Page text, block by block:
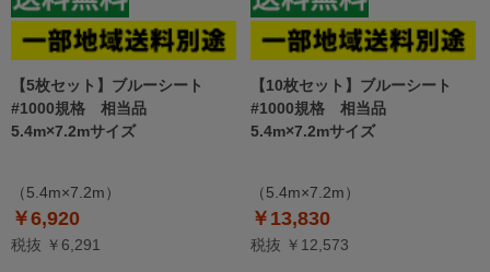
【5枚セット】ブルーシート
#1000規格 相当品
5.4m×7.2mサイズ
（5.4m×7.2m）
￥6,920
税抜 ￥6,291
【10枚セット】ブルーシート
#1000規格 相当品
5.4m×7.2mサイズ
（5.4m×7.2m）
￥13,830
税抜 ￥12,573